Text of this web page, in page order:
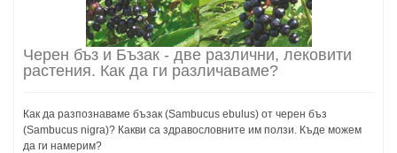
Черен бъз и Бъзак - две различни, лековити
растения. Как да ги различаваме?
Как да разпознаваме бъзак (Sambucus ebulus) от черен бъз
(Sambucus nigra)? Какви са здравословните им ползи. Къде можем
да ги намерим?